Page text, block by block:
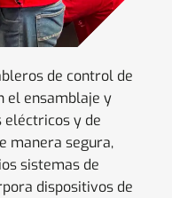
de control de
el ensamblaje y
eléctricos y de
manera segura,
sistemas de
dispositivos de